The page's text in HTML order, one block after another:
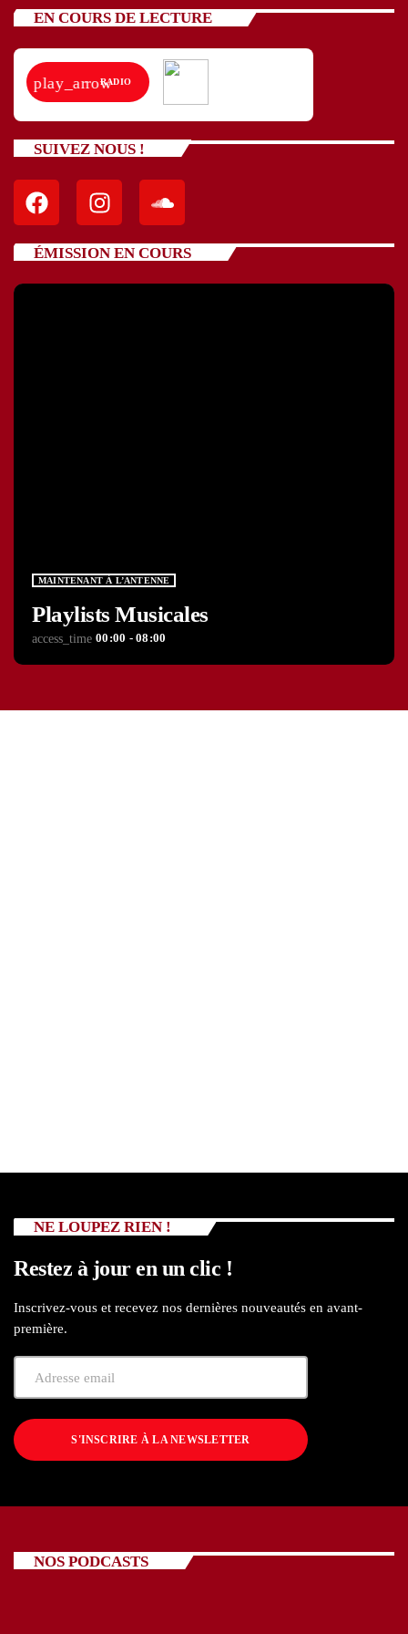
EN COURS DE LECTURE
play_arrowRADIO
SUIVEZ NOUS !
ÉMISSION EN COURS
MAINTENANT À L’ANTENNE
Playlists Musicales
access_time 00:00 - 08:00
NE LOUPEZ RIEN !
Restez à jour en un clic !
Inscrivez-vous et recevez nos dernières nouveautés en avant-
première.
S'INSCRIRE À LA NEWSLETTER
NOS PODCASTS